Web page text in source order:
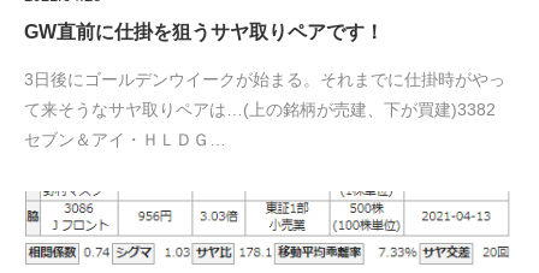
GW直前に仕掛を狙うサヤ取りペアです！
3日後にゴールデンウイークが始まる。それまでに仕掛時がやっ
て来そうなサヤ取りペアは…(上の銘柄が売建、下が買建)3382
セブン＆アイ・ＨＬＤＧ…